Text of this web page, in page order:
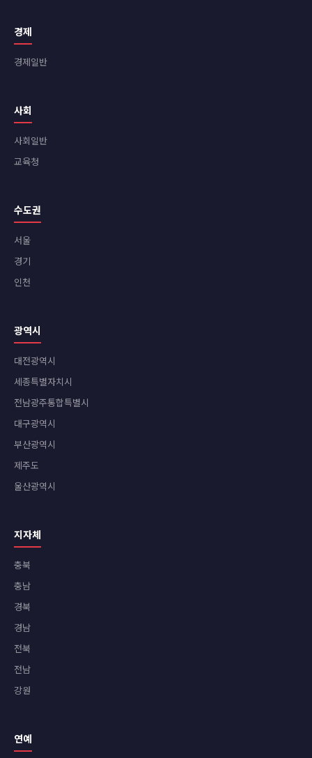
경제
경제일반
사회
사회일반
교육청
수도권
서울
경기
인천
광역시
대전광역시
세종특별자치시
전남광주통합특별시
대구광역시
부산광역시
제주도
울산광역시
지자체
충북
충남
경북
경남
전북
전남
강원
연예